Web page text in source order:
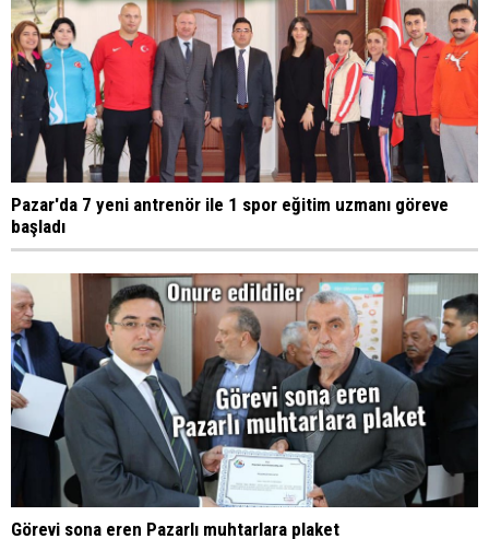
Pazar'da 7 yeni antrenör ile 1 spor eğitim uzmanı göreve
başladı
Görevi sona eren Pazarlı muhtarlara plaket